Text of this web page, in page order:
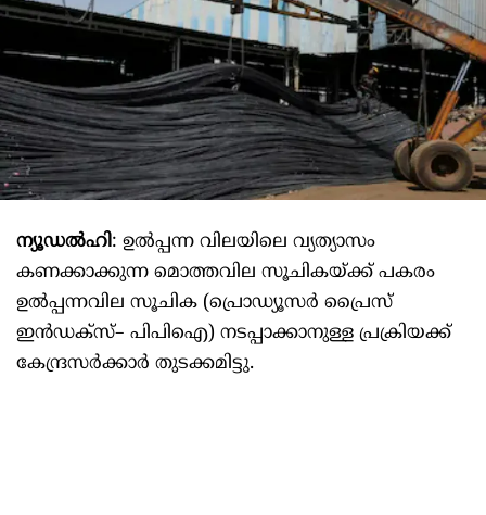
ന്യൂഡൽഹി: ഉൽപ്പന്ന വിലയിലെ വ്യത്യാസം
കണക്കാക്കുന്ന മൊത്തവില സൂചികയ്‌ക്ക്‌ പകരം
ഉൽപ്പന്നവില സൂചിക (പ്രൊഡ്യൂസർ പ്രൈസ്‌
ഇൻഡക്സ്‌– പിപിഐ) നടപ്പാക്കാനുള്ള പ്രക്രിയക്ക്‌
കേന്ദ്രസർക്കാർ തുടക്കമിട്ടു.